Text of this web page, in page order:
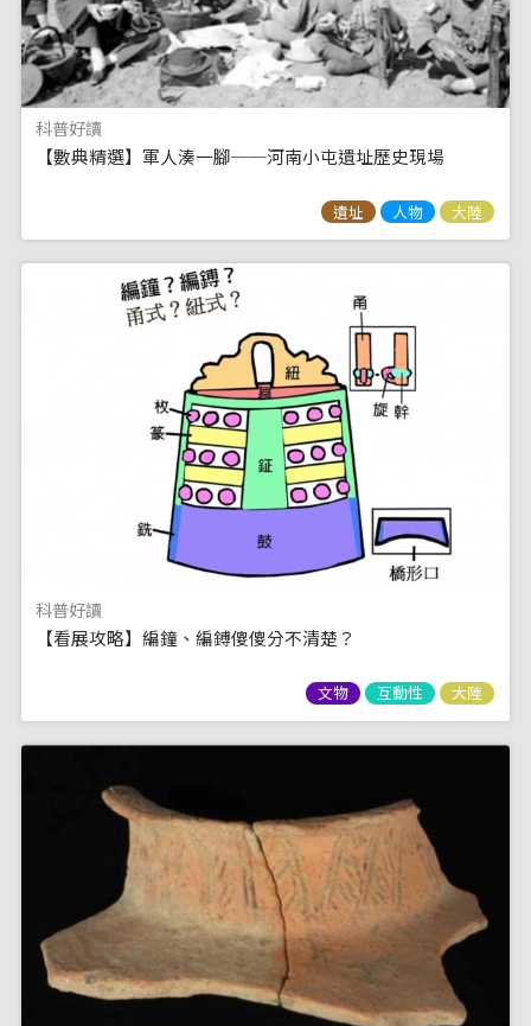
科普好讀
【數典精選】軍人湊一腳──河南小屯遺址歷史現場
遺址 人物 大陸
科普好讀
【看展攻略】編鐘、編鎛傻傻分不清楚？
文物 互動性 大陸